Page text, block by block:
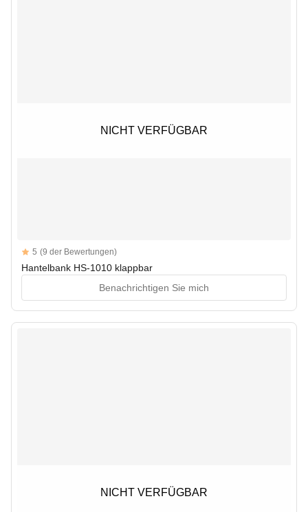
NICHT VERFÜGBAR
NICHT VERFÜGBAR
Reviews
5 out of 5 stars
5 (9 der Bewertungen)
Hantelbank HS-1010 klappbar
Benachrichtigen Sie mich
NICHT VERFÜGBAR
NICHT VERFÜGBAR